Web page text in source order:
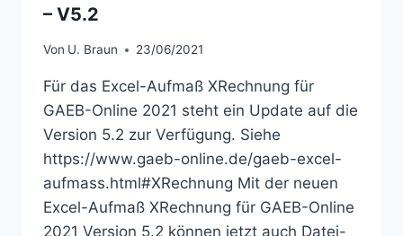
– V5.2
Von U. Braun 23/06/2021
Für das Excel-Aufmaß XRechnung für
GAEB-Online 2021 steht ein Update auf die
Version 5.2 zur Verfügung. Siehe
https://www.gaeb-online.de/gaeb-excel-
aufmass.html#XRechnung Mit der neuen
Excel-Aufmaß XRechnung für GAEB-Online
2021 Version 5.2 können jetzt auch Datei-